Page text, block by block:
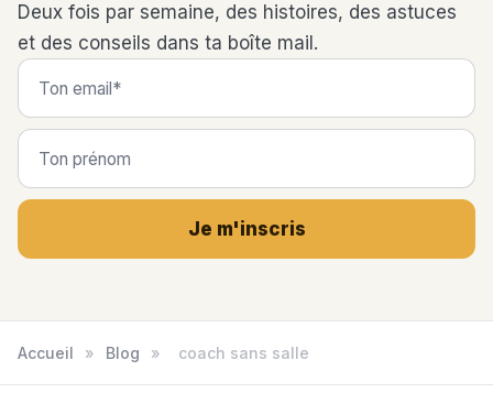
Deux fois par semaine, des histoires, des astuces
et des conseils dans ta boîte mail.
Je m'inscris
Accueil » Blog » coach sans salle